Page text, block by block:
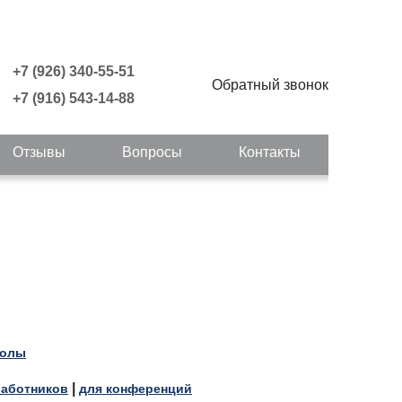
+7 (926) 340-55-51
+7 (916) 543-14-88
Обратный звонок
Отзывы Вопросы Контакты
для конференций